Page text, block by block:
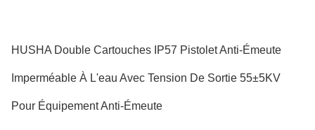
HUSHA Double Cartouches IP57 Pistolet Anti-Émeute
Imperméable À L'eau Avec Tension De Sortie 55±5KV
Pour Équipement Anti-Émeute